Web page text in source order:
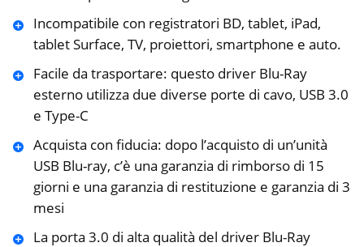
Incompatibile con registratori BD, tablet, iPad,
tablet Surface, TV, proiettori, smartphone e auto.
Facile da trasportare: questo driver Blu-Ray
esterno utilizza due diverse porte di cavo, USB 3.0
e Type-C
Acquista con fiducia: dopo l’acquisto di un’unità
USB Blu-ray, c’è una garanzia di rimborso di 15
giorni e una garanzia di restituzione e garanzia di 3
mesi
La porta 3.0 di alta qualità del driver Blu-Ray